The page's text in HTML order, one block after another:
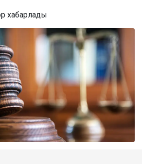
хабарлады